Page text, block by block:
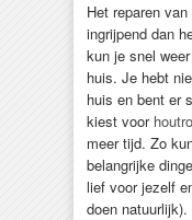
Het reparen van
ingrijpend dan
kun je snel
huis. Je hebt
huis en bent er
kiest voor
meer tijd. Zo
belangrijke
lief voor jezelf
doen natuurlijk).